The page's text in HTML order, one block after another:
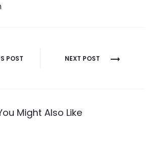
POST NEXT POST
Might Also Like